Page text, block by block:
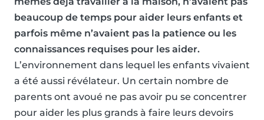
beaucoup de temps pour aider leurs enfants et
parfois même n’avaient pas la patience ou les
connaissances requises pour les aider.
L’environnement dans lequel les enfants vivaient
a été aussi révélateur. Un certain nombre de
parents ont avoué ne pas avoir pu se concentrer
pour aider les plus grands à faire leurs devoirs